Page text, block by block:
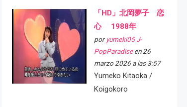
「HD」北岡夢子 恋
心 1988年
por yumeki05 J-
PopParadiseen 26
marzo 2026 a las 3:57
Yumeko Kitaoka /
Koigokoro